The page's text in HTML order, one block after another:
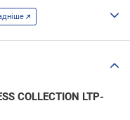
COLLECTION LTP-